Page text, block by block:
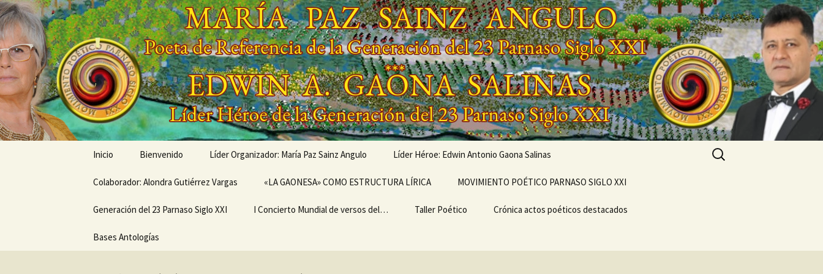
Saltar
al
contenido
'
'
Inicio Bienvenido Líder Organizador: María Paz Sainz Angulo
Conóceme a través de…
Mis Creaciones Escritura Poemarios POEMARIO «POETA
Líder Héroe: Edwin Antonio Gaona Salinas
OBRAS MUSICALIZADAS
LEGADO
Colaborador: Alondra Gutiérrez Vargas «LA GAONESA» COMO ESTRUCTURA LÍRICA MOVIMIENTO POÉTICO PARNASO SIGLO XXI
EL ULTRABARDISMO
Generación del 23 Parnaso Siglo XXI
MEMORIAS EN LA SENDA
DEL PARNASO –
I Concierto Mundial de versos del… Taller Poético Crónica actos poéticos destacados
Bases Antologías
Buscar: